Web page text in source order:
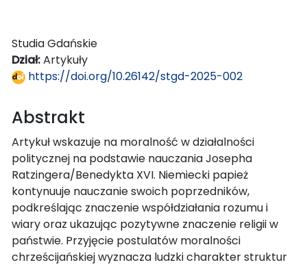
Studia Gdańskie
Dział:Artykuły
https://doi.org/10.26142/stgd-2025-002
Abstrakt
Artykuł wskazuje na moralność w działalności
politycznej na podstawie nauczania Josepha
Ratzingera/Benedykta XVI. Niemiecki papież
kontynuuje nauczanie swoich poprzedników,
podkreślając znaczenie współdziałania rozumu i
wiary oraz ukazując pozytywne znaczenie religii w
państwie. Przyjęcie postulatów moralności
chrześcijańskiej wyznacza ludzki charakter struktur